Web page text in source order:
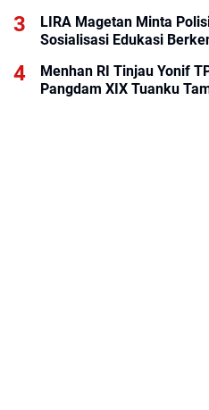
LIRA Magetan Minta
Menhan RI Tinjau Yonif
Pangdam XIX Tuanku